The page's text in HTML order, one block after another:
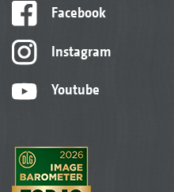
Facebook
Instagram
Youtube